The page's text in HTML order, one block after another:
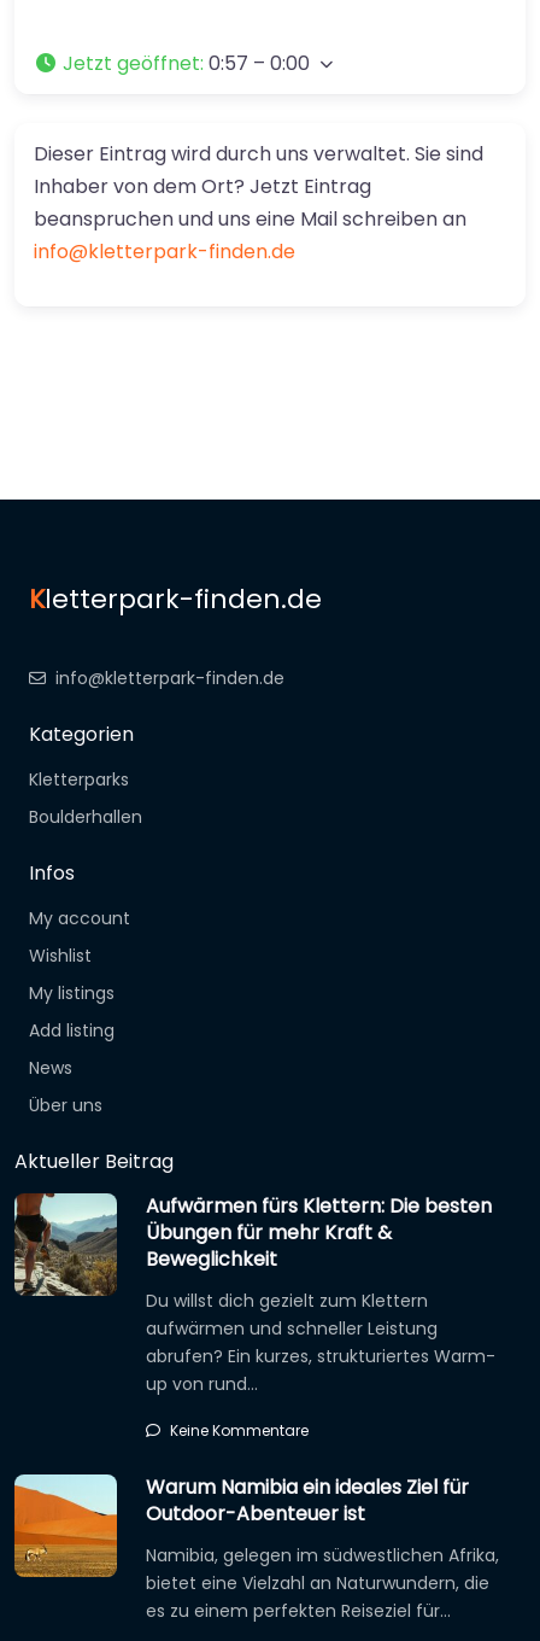
Jetzt geöffnet: 0:57 – 0:00
Dieser Eintrag wird durch uns verwaltet. Sie sind
Inhaber von dem Ort? Jetzt Eintrag
beanspruchen und uns eine Mail schreiben an
info@kletterpark-finden.de
Kletterpark-finden.de
info@kletterpark-finden.de
Kategorien
Kletterparks
Boulderhallen
Infos
My account
Wishlist
My listings
Add listing
News
Über uns
Aktueller Beitrag
Aufwärmen fürs Klettern: Die besten
Übungen für mehr Kraft &
Beweglichkeit
Du willst dich gezielt zum Klettern
aufwärmen und schneller Leistung
abrufen? Ein kurzes, strukturiertes Warm-
up von rund…
Keine Kommentare
Warum Namibia ein ideales Ziel für
Outdoor-Abenteuer ist
Namibia, gelegen im südwestlichen Afrika,
bietet eine Vielzahl an Naturwundern, die
es zu einem perfekten Reiseziel für…